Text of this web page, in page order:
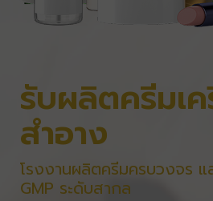
รับผลิตครีมเ
สำอาง
โรงงานผลิตครีมครบวงจร แ
GMP ระดับสากล